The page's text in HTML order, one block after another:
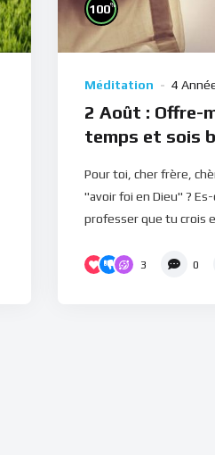
100%
Méditation 4
2 Août : Offre-
temps et sois
Pour toi, cher frère,
"avoir foi en Dieu" ?
professer que tu crois
3 0